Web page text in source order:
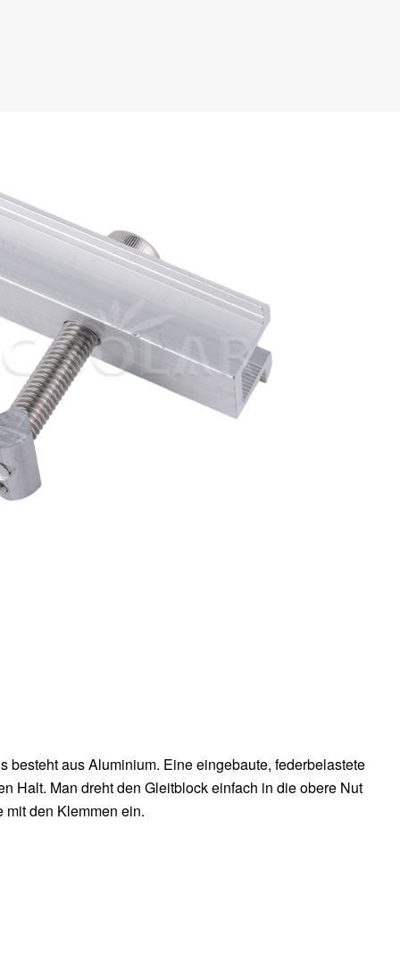
besteht aus Aluminium. Eine eingebaute, federbelastete
Halt. Man dreht den Gleitblock einfach in die obere Nut
mit den Klemmen ein.